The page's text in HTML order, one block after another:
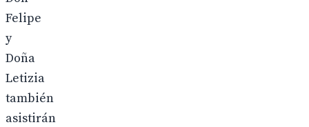
Felipe
y
Doña
Letizia
también
asistirán